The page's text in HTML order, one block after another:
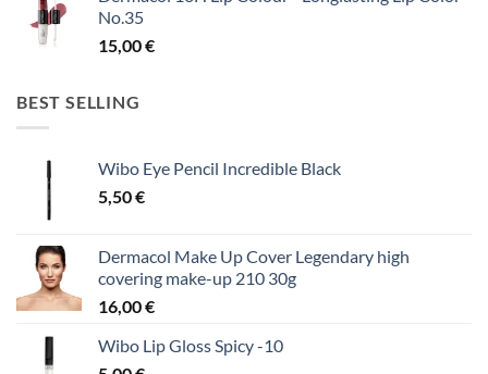
No.35
15,00€
BEST SELLING
Wibo Eye Pencil Incredible Black
5,50€
Dermacol Make Up Cover Legendary high
covering make-up 210 30g
16,00€
Wibo Lip Gloss Spicy -10